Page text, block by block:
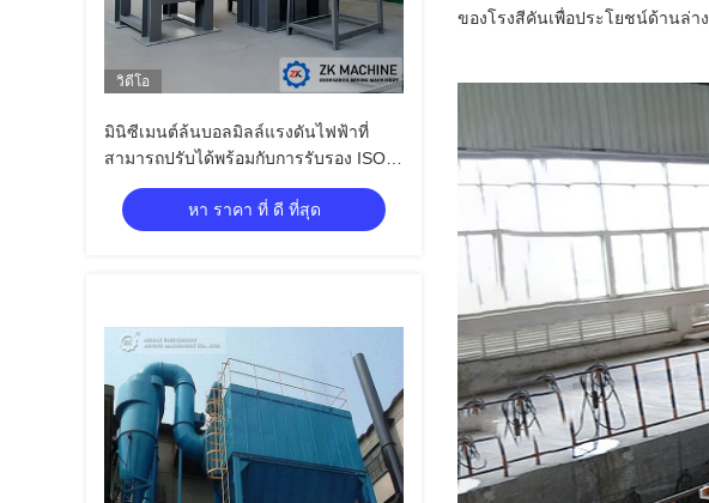
วิดีโอ
มินิซีเมนต์ล้นบอลมิลล์แรงดันไฟฟ้าที่
สามารถปรับได้พร้อมกับการรับรอง ISO
หา ราคา ที่ ดี ที่สุด
ของโรงสีคันเพื่อประโยชน์ด้านล่าง